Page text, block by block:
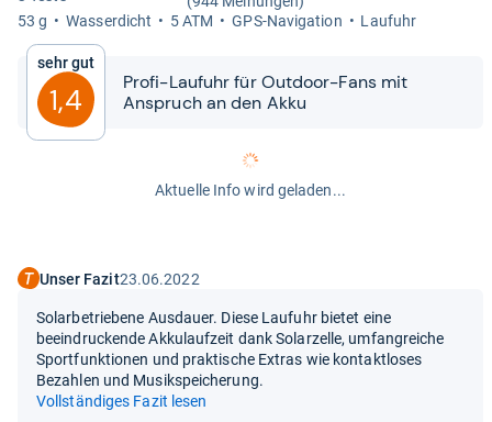
53 g
Was­ser­dicht 5 ATM GPS-​Navi­ga­tion Lau­fuhr
Sehr gut
1,4
Profi-​​Lau­fuhr für Out­door-​​Fans mit
Anspruch an den Akku
Aktuelle Info wird geladen...
Unser Fazit23.06.2022
Solarbetriebene Ausdauer. Diese Laufuhr bietet eine
beeindruckende Akkulaufzeit dank Solarzelle, umfangreiche
Sportfunktionen und praktische Extras wie kontaktloses
Bezahlen und Musikspeicherung.
Vollständiges Fazit lesen